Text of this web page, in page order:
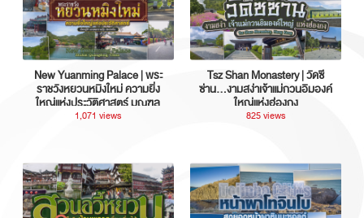
New Yuanming Palace | พระ
ราชวังหยวนหมิงใหม่ ความยิ่ง
ใหญ่แห่งประวัติศาสตร์ มณฑล
กวางตุ้ง ประเทศจีน
1,071 views
Tsz Shan Monastery | วัดซี
ซ่าน…งามสง่าเจ้าแม่กวนอิมองค์
ใหญ่แห่งฮ่องกง
825 views